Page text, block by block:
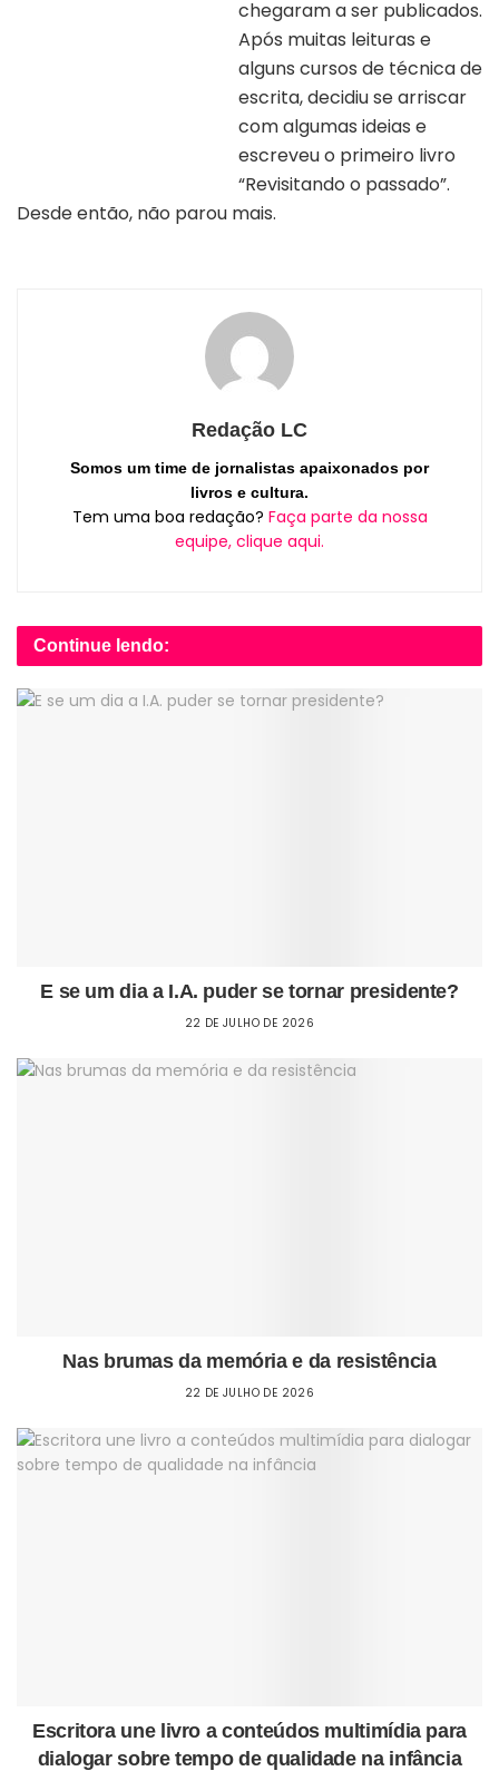
chegaram a ser publicados.
Após muitas leituras e
alguns cursos de técnica de
escrita, decidiu se arriscar
com algumas ideias e
escreveu o primeiro livro
“Revisitando o passado”.
Desde então, não parou mais.
Redação LC
Somos um time de jornalistas apaixonados por
livros e cultura.
Tem uma boa redação? Faça parte da nossa
equipe, clique aqui.
Continue lendo:
E se um dia a I.A. puder se tornar presidente?
22 DE JULHO DE 2026
Nas brumas da memória e da resistência
22 DE JULHO DE 2026
Escritora une livro a conteúdos multimídia para
dialogar sobre tempo de qualidade na infância